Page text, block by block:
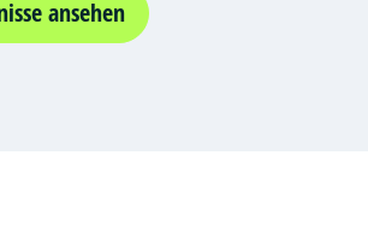
Photography (EN)
ansehen